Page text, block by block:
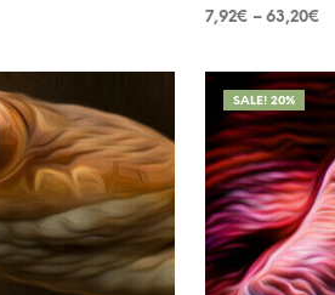
7,92€ –63,20€
SALE! 20%